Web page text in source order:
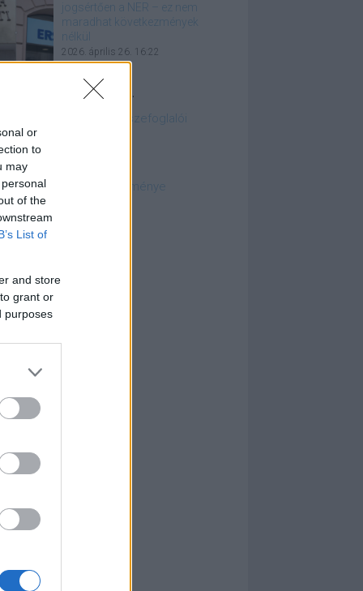
or
to
may
of the
List of
and store
grant or
purposes
jogsértően a NER – ez nem
maradhat következmények
nélkül
2026. április 26. 16:22
fontos linkek...
jogesetek összefoglalói
kamatkalkulátor
Bike Maffia
határozatok gyűjteménye